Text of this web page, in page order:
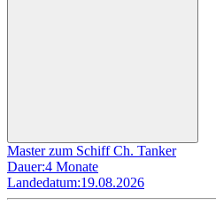
Master zum Schiff Ch. Tanker
Dauer:4 Monate
Landedatum:19.08.2026